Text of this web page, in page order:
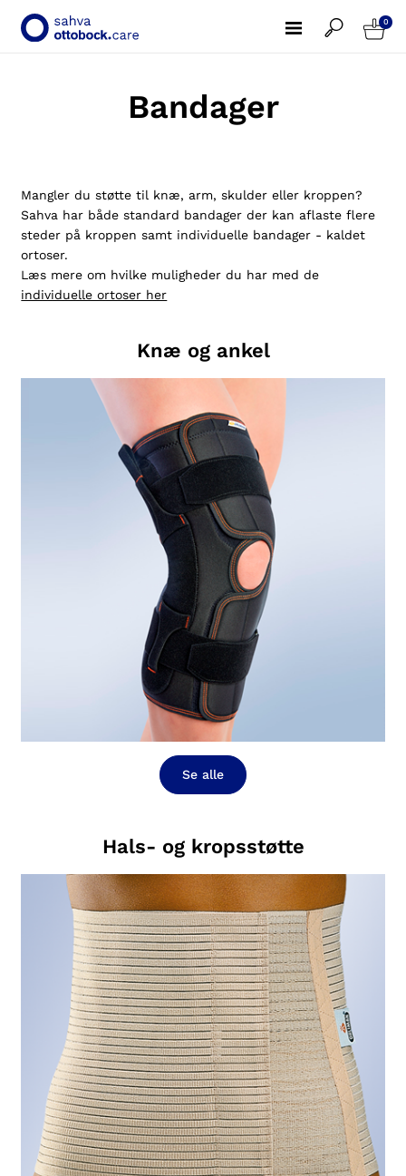
0
Bandager
Mangler du støtte til knæ, arm, skulder eller kroppen?
Sahva har både standard bandager der kan aflaste flere
steder på kroppen samt individuelle bandager - kaldet
ortoser.
Læs mere om hvilke muligheder du har med de
individuelle ortoser her
Knæ og ankel
Se alle
Hals- og kropsstøtte